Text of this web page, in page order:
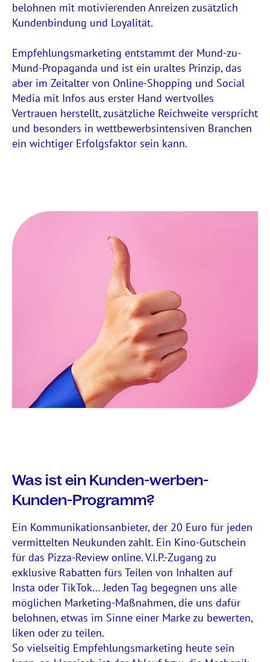
belohnen mit motivierenden Anreizen zusätzlich
Kundenbindung und Loyalität.
Empfehlungsmarketing entstammt der Mund-zu-
Mund-Propaganda und ist ein uraltes Prinzip, das
aber im Zeitalter von Online-Shopping und Social
Media mit Infos aus erster Hand wertvolles
Vertrauen herstellt, zusätzliche Reichweite verspricht
und besonders in wettbewerbsintensiven Branchen
ein wichtiger Erfolgsfaktor sein kann.
Was ist ein Kunden-werben-
Kunden-Programm?
Ein Kommunikationsanbieter, der 20 Euro für jeden
vermittelten Neukunden zahlt. Ein Kino-Gutschein
für das Pizza-Review online. V.I.P.-Zugang zu
exklusive Rabatten fürs Teilen von Inhalten auf
Insta oder TikTok… Jeden Tag begegnen uns alle
möglichen Marketing-Maßnahmen, die uns dafür
belohnen, etwas im Sinne einer Marke zu bewerten,
liken oder zu teilen.
So vielseitig Empfehlungsmarketing heute sein